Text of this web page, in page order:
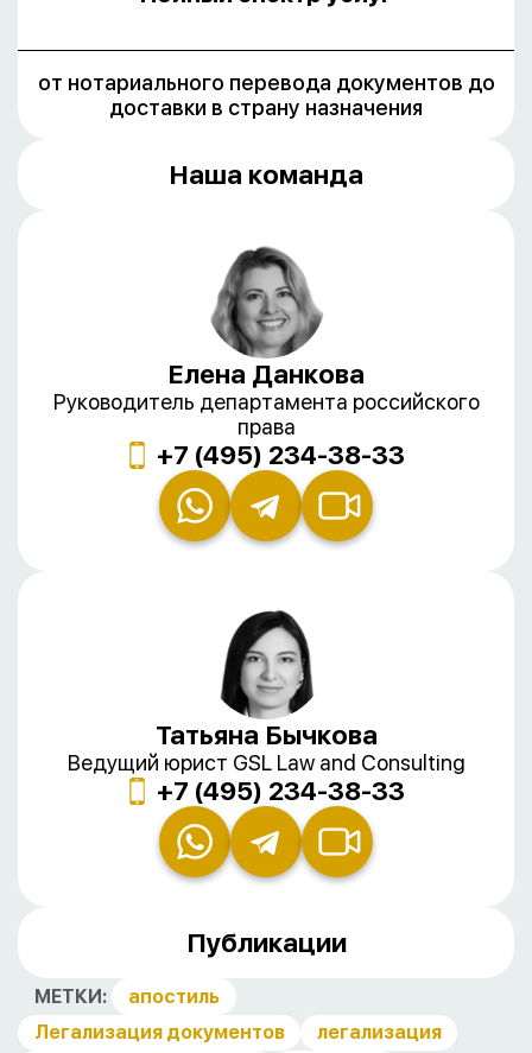
от нотариального перевода документов до
доставки в страну назначения
Наша команда
Елена Данкова
Руководитель департамента российского
права
+7 (495) 234-38-33
Татьяна Бычкова
Ведущий юрист GSL Law and Consulting
+7 (495) 234-38-33
Публикации
МЕТКИ:
апостиль
Легализация документов
легализация